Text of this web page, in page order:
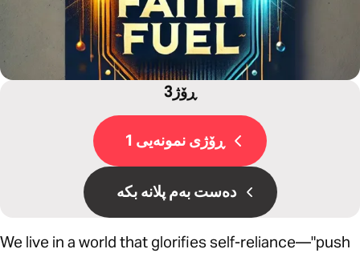
3ڕۆژ
ڕۆژی نمونەیی 1
دەست بەم پلانە بکە
We live in a world that glorifies self-reliance—"push